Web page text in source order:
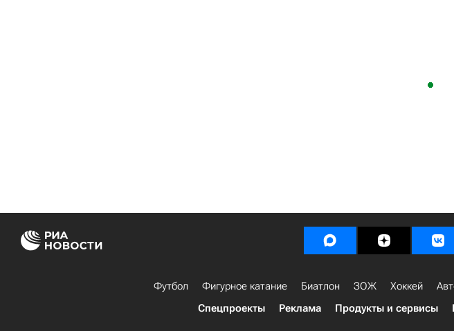
Футбол Фигурное катание Биатлон ЗОЖ Хоккей
Спецпроекты
Реклама Продукты и сервисы